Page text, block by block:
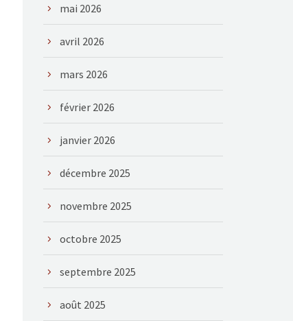
mai 2026
avril 2026
mars 2026
février 2026
janvier 2026
décembre 2025
novembre 2025
octobre 2025
septembre 2025
août 2025